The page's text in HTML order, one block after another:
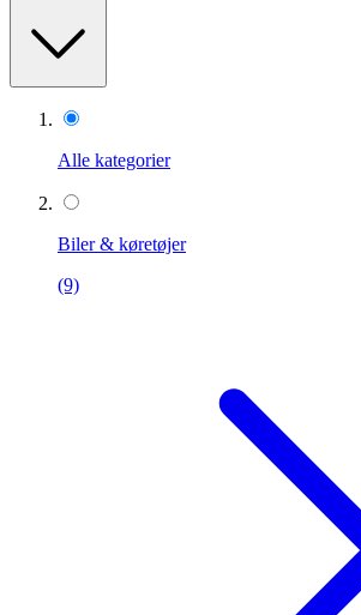
Alle kategorier
Biler & køretøjer
(9)